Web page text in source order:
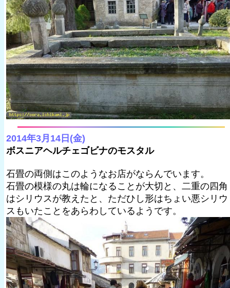
2014年3月14日(金)
ボスニアヘルチェゴビナのモスタル
石畳の両側はこのようなお店がならんでいます。
石畳の模様の丸は輪になることが大切と、二重の四角
はシリウスが教えたと、ただひし形はちょい悪シリウ
スもいたことをあらわしているようです。